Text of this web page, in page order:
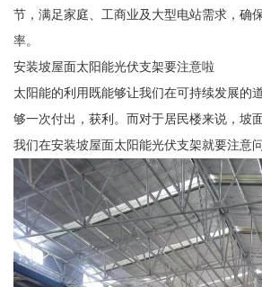
节，满足家庭、工商业及大型电站需求，确
率。
安装坡屋面太阳能光伏支架要注意啦
太阳能的利用既能够让我们在可持续发展的
够一次付出，获利。而对于居民楼来说，坡
我们在安装坡屋面太阳能光伏支架就要注意问